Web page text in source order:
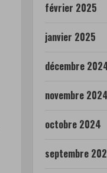
février 2025
janvier 2025
décembre
novembre 2024
octobre 2024
septembre